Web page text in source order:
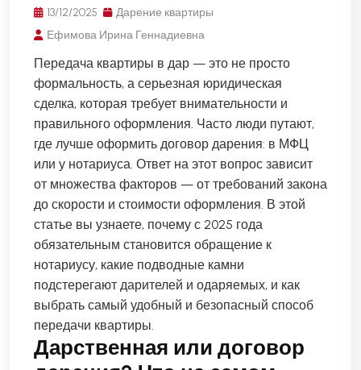
13/12/2025
Дарение квартиры
Ефимова Ирина Геннадиевна
Передача квартиры в дар — это не просто
формальность, а серьезная юридическая
сделка, которая требует внимательности и
правильного оформления. Часто люди путают,
где лучше оформить договор дарения: в МФЦ
или у нотариуса. Ответ на этот вопрос зависит
от множества факторов — от требований закона
до скорости и стоимости оформления. В этой
статье вы узнаете, почему с 2025 года
обязательным становится обращение к
нотариусу, какие подводные камни
подстерегают дарителей и одаряемых, и как
выбрать самый удобный и безопасный способ
передачи квартиры.
Дарственная или договор